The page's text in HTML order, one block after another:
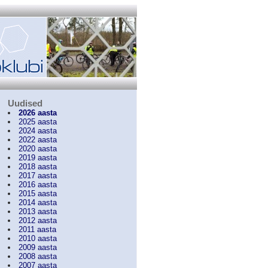
Uudised
2026 aasta
2025 aasta
2024 aasta
2022 aasta
2020 aasta
2019 aasta
2018 aasta
2017 aasta
2016 aasta
2015 aasta
2014 aasta
2013 aasta
2012 aasta
2011 aasta
2010 aasta
2009 aasta
2008 aasta
2007 aasta